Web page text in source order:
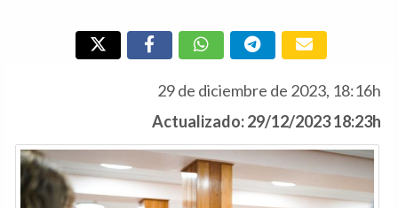
29 de diciembre de 2023, 18:16h
Actualizado: 29/12/2023 18:23h